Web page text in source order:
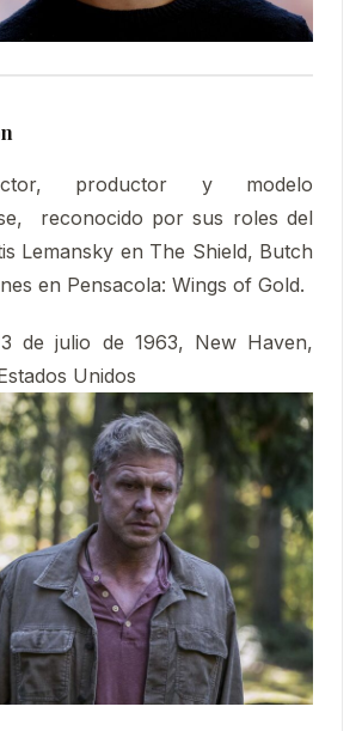
productor y modelo
reconocido por sus roles del
Lemansky en The Shield, Butch
en Pensacola: Wings of Gold.
de julio de 1963, New Haven,
Unidos